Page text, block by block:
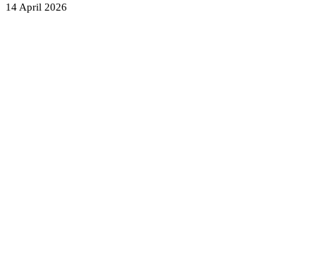
14 April 2026